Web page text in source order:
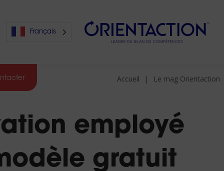
Français
Accueil Le mag Orientaction
employé
gratuit